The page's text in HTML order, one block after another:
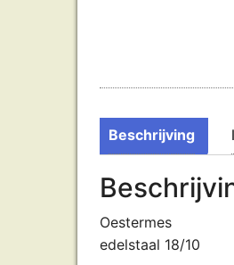
Beschrijving
Oestermes
edelstaal 18/10